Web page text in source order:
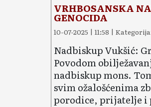
VRHBOSANSKA
GENOCIDA
10-07-2025 | 11:58 |
Nadbiskup Vukšić:
Povodom
nadbiskup mons.
svim ožalošćenima
porodice, prijatelje i